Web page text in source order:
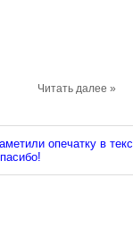
Читать далее »
опечатку в